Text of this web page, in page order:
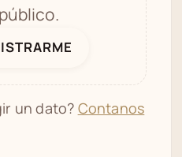
un dato? Contanos